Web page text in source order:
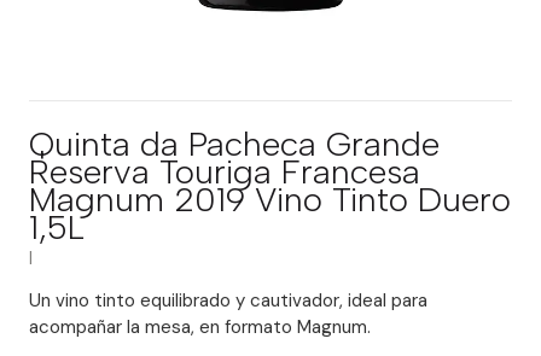
Quinta da Pacheca Grande
Reserva Touriga Francesa
Magnum 2019 Vino Tinto Duero
1,5L
Un vino tinto equilibrado y cautivador, ideal para
acompañar la mesa, en formato Magnum.